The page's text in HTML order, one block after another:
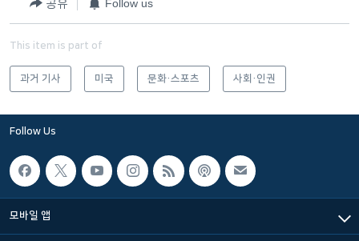
공유 Follow us
This item is part of
과거 기사 미국 문화·스포츠 사회·인권
Follow Us
모바일 앱